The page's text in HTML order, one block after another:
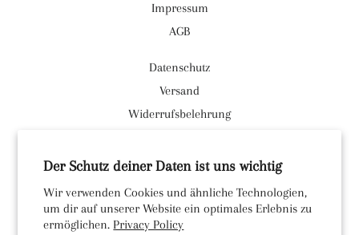
Der Schutz deiner Daten ist uns wichtig
Wir verwenden Cookies und ähnliche Technologien,
um dir auf unserer Website ein optimales Erlebnis zu
ermöglichen.Privacy Policy
Impressum
AGB
Datenschutz
Versand
Widerrufsbelehrung
Instagram
Währung
EUR €